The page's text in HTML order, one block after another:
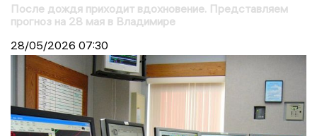
После дождя приходит вдохновение. Представляем
прогноз на 28 мая в Владимире
28/05/2026 07:30